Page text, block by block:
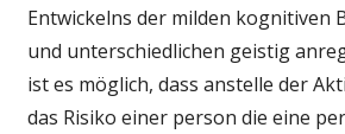
Entwickelns der milden kognitiven
und unterschiedlichen geistig
ist es möglich, dass anstelle der
das Risiko einer person die eine